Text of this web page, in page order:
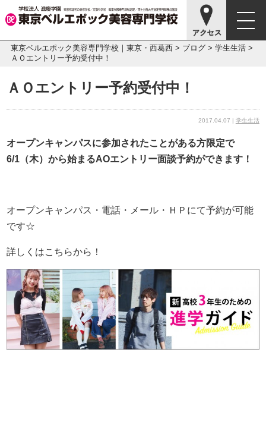
東京ベルエポック美容専門学校｜東京・西葛西> ブログ> 学生生活>
ＡＯエントリー予約受付中！
ＡＯエントリー予約受付中！
2017.04.07 | 学生生活
オープンキャンパスに参加されたことがある方限定で
6/1（木）から始まるAOエントリー面談予約ができます！
オープンキャンパス・電話・メール・ＨＰにて予約が可能
です☆
詳しくはこちらから！